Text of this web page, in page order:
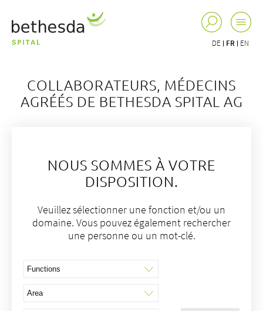
DE FR EN
COLLABORATEURS, MÉDECINS
AGRÉÉS DE BETHESDA SPITAL AG
NOUS SOMMES À VOTRE
DISPOSITION.
Veuillez sélectionner une fonction et/ou un
domaine. Vous pouvez également rechercher
une personne ou un mot-clé.